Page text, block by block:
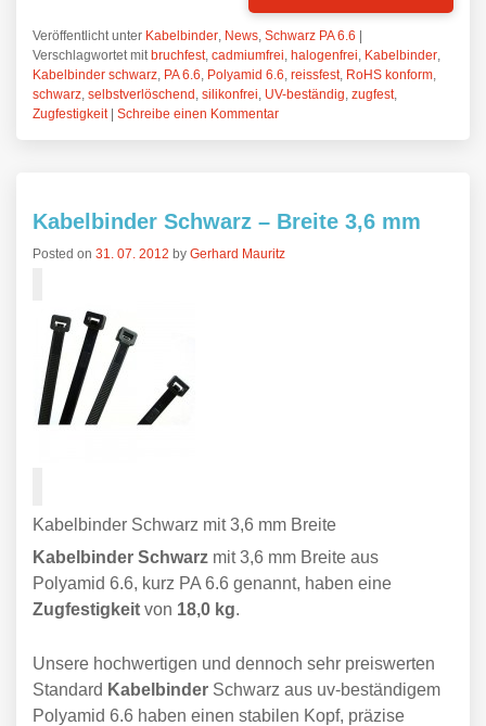
Veröffentlicht unter Kabelbinder, News, Schwarz PA 6.6 |
Verschlagwortet mit bruchfest, cadmiumfrei, halogenfrei, Kabelbinder,
Kabelbinder schwarz, PA 6.6, Polyamid 6.6, reissfest, RoHS konform,
schwarz, selbstverlöschend, silikonfrei, UV-beständig, zugfest,
Zugfestigkeit | Schreibe einen Kommentar
Kabelbinder Schwarz – Breite 3,6 mm
Posted on 31. 07. 2012 by Gerhard Mauritz
Kabelbinder Schwarz mit 3,6 mm Breite
Kabelbinder Schwarz mit 3,6 mm Breite aus
Polyamid 6.6, kurz PA 6.6 genannt, haben eine
Zugfestigkeit von 18,0 kg.
Unsere hochwertigen und dennoch sehr preiswerten
Standard Kabelbinder Schwarz aus uv-beständigem
Polyamid 6.6 haben einen stabilen Kopf, präzise